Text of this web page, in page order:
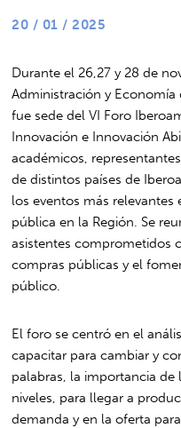
20 / 01 / 2025
Durante el 26,27 y 28 de
Administración y Economía
fue sede del VI Foro
Innovación e Innovación
académicos,
de distintos países de
los eventos más
pública en la Región. Se
asistentes comprometidos
compras públicas y el
público.
El foro se centró en el
capacitar para cambiar y
palabras, la importancia
niveles, para llegar a
demanda y en la oferta